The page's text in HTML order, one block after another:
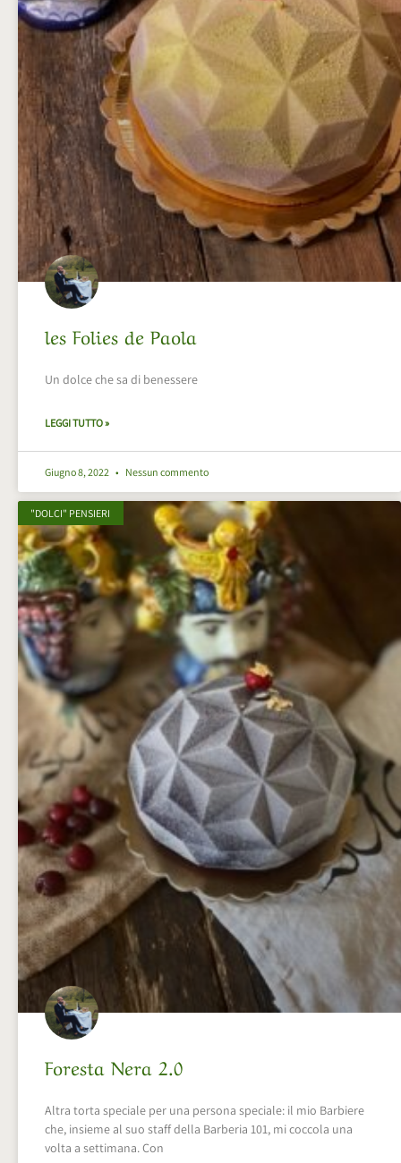
les Folies de Paola
Un dolce che sa di benessere
LEGGI TUTTO »
Giugno 8, 2022 Nessun commento
"DOLCI" PENSIERI
Foresta Nera 2.0
Altra torta speciale per una persona speciale: il mio Barbiere
che, insieme al suo staff della Barberia 101, mi coccola una
volta a settimana. Con